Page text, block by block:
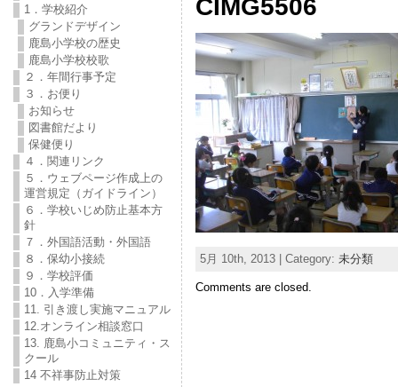
1．学校紹介
グランドデザイン
鹿島小学校の歴史
鹿島小学校校歌
２．年間行事予定
３．お便り
お知らせ
図書館だより
保健便り
４．関連リンク
５．ウェブページ作成上の
運営規定（ガイドライン）
６．学校いじめ防止基本方
針
７．外国語活動・外国語
８．保幼小接続
９．学校評価
10．入学準備
11. 引き渡し実施マニュアル
12.オンライン相談窓口
13. 鹿島小コミュニティ・ス
クール
14 不祥事防止対策
CIMG5506
5月 10th, 2013 | Category: 未分類
Comments are closed.